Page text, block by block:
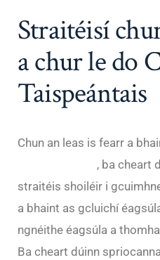
Straitéisí
a chur le do
Taispeántais
Chun an leas is fearr a
, ba cheart
straitéis shoiléir i
a bhaint as gcluichí
ngnéithe éagsúla a
Ba cheart dúinn